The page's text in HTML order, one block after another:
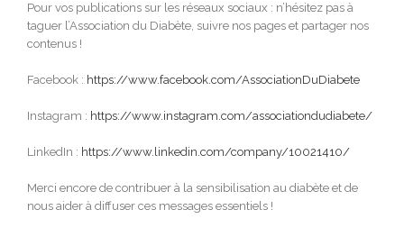
Pour vos publications sur les réseaux sociaux : n’hésitez pas à
taguer l’Association du Diabète, suivre nos pages et partager nos
contenus !
Facebook : https://www.facebook.com/AssociationDuDiabete
Instagram : https://www.instagram.com/associationdudiabete/
LinkedIn : https://www.linkedin.com/company/10021410/
Merci encore de contribuer à la sensibilisation au diabète et de
nous aider à diffuser ces messages essentiels !